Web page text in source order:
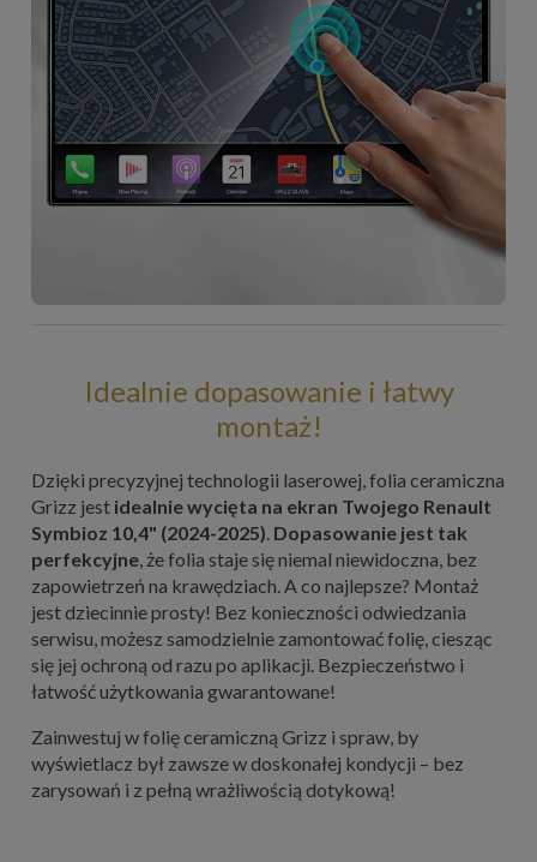
Idealnie dopasowanie i łatwy
montaż!
Dzięki precyzyjnej technologii laserowej, folia ceramiczna
Grizz jest idealnie wycięta na ekran Twojego Renault
Symbioz 10,4" (2024-2025) Dopasowanie jest tak
perfekcyjne , że folia staje się niemal niewidoczna, bez
zapowietrzeń na krawędziach. A co najlepsze? Montaż
jest dziecinnie prosty! Bez konieczności odwiedzania
serwisu, możesz samodzielnie zamontować folię, ciesząc
się jej ochroną od razu po aplikacji. Bezpieczeństwo i
łatwość użytkowania gwarantowane!
Zainwestuj w folię ceramiczną Grizz i spraw, by
wyświetlacz był zawsze w doskonałej kondycji – bez
zarysowań i z pełną wrażliwością dotykową!